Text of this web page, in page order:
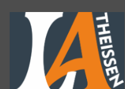
Inhalt
springen